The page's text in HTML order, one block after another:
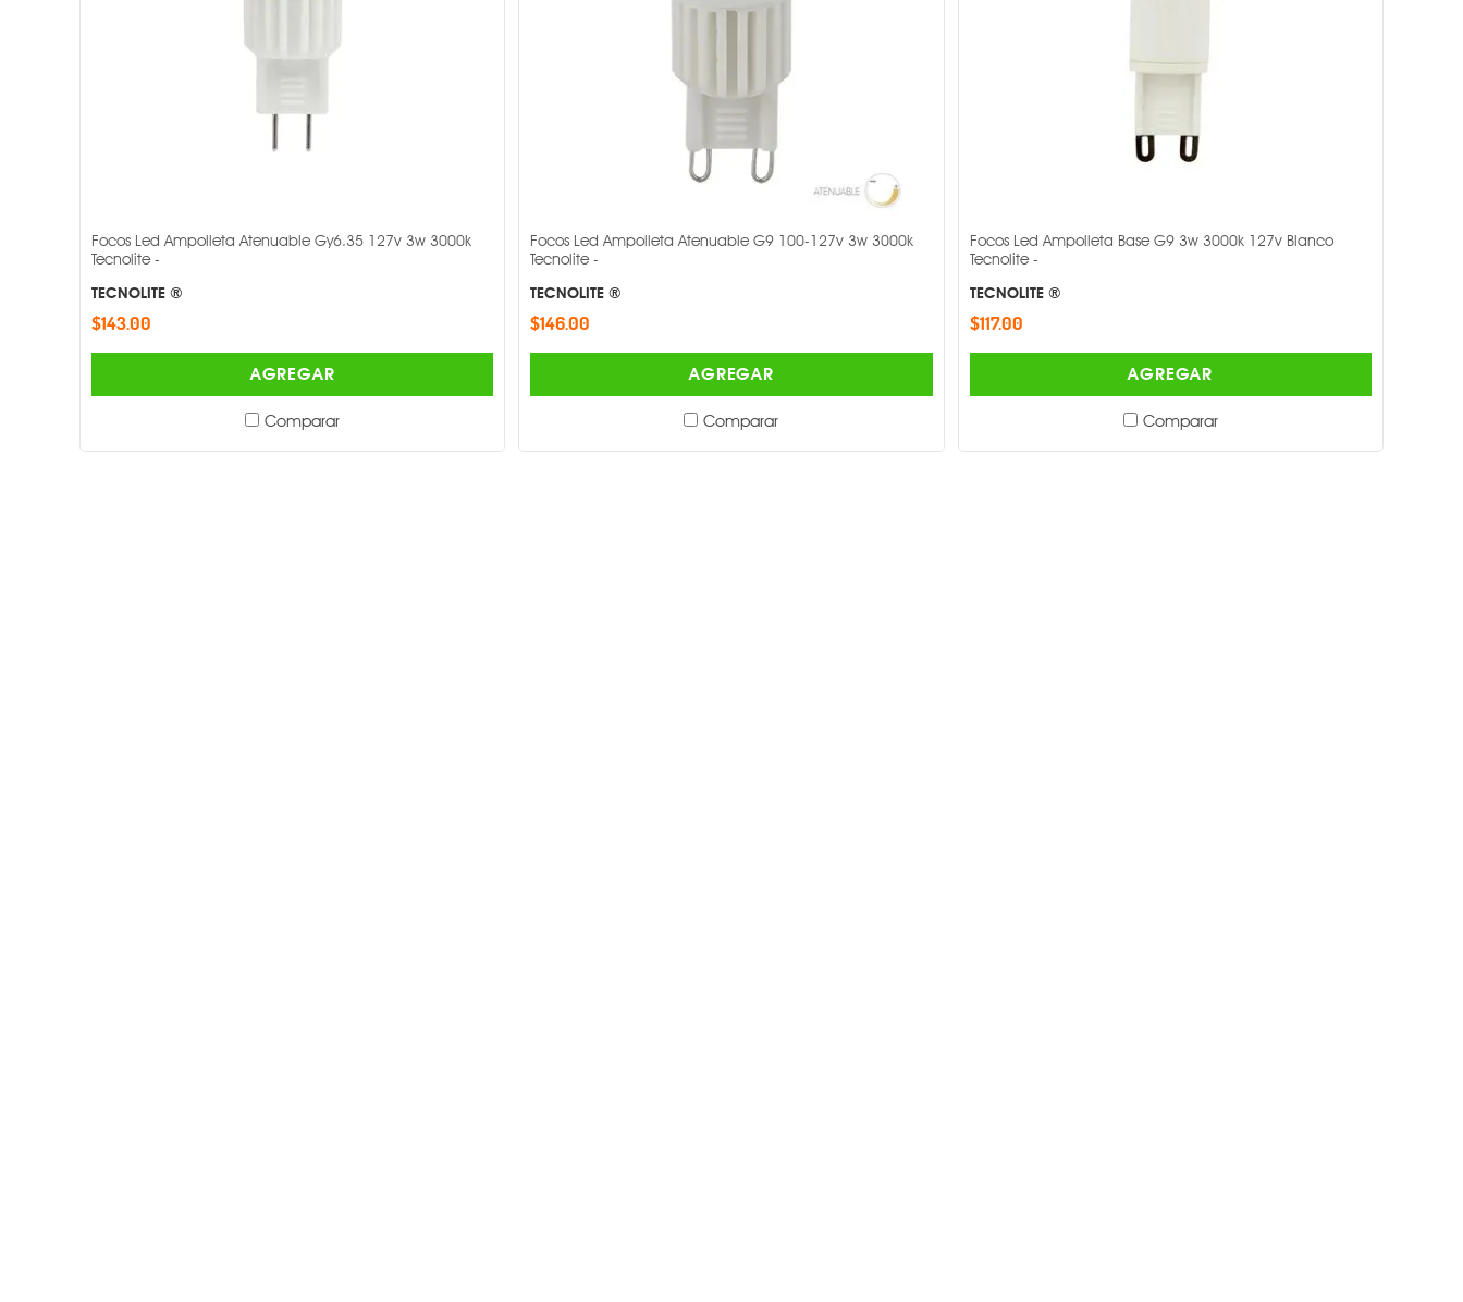
Focos Led Ampolleta Atenuable Gy6.35 127v 3w 3000k
Tecnolite -
TECNOLITE ®
$143.00
AGREGAR
Comparar
Focos Led Ampolleta Atenuable G9 100-127v 3w 3000k
Tecnolite -
TECNOLITE ®
$146.00
AGREGAR
Comparar
Focos Led Ampolleta Base G9 3w 3000k 127v Blanco
Tecnolite -
TECNOLITE ®
$117.00
AGREGAR
Comparar